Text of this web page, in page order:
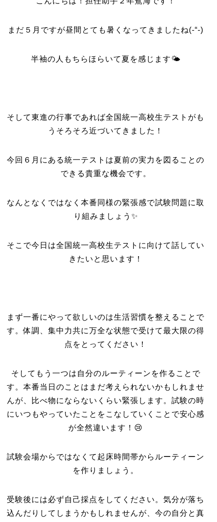
まだ５月ですが昼間とても暑くなってきましたね(-“-)
半袖の人もちらほらいて夏を感じます🌤
そして東進の行事であれば全国統一高校生テストがも
うそろそろ近づいてきました！
今回６月にある統一テストは夏前の実力を図ることの
できる貴重な機会です。
なんとなくではなく本番同様の緊張感で試験問題に取
り組みましょう✨
そこで今日は全国統一高校生テストに向けて話してい
きたいと思います！
まず一番にやって欲しいのは生活習慣を整えることで
す。体調、集中力共に万全な状態で受けて最大限の得
点をとってください！
そしてもう一つは自分のルーティーンを作ることで
す。本番当日のことはまだ考えられないかもしれませ
んが、比べ物にならないくらい緊張します。試験の時
にいつもやっていたことをこなしていくことで安心感
が全然違います！😢
試験会場からではなくて起床時間帯からルーティーン
を作りましょう。
受験後には必ず自己採点をしてください。気分が落ち
込んだりしてしまうかもしれませんが、今の自分と真